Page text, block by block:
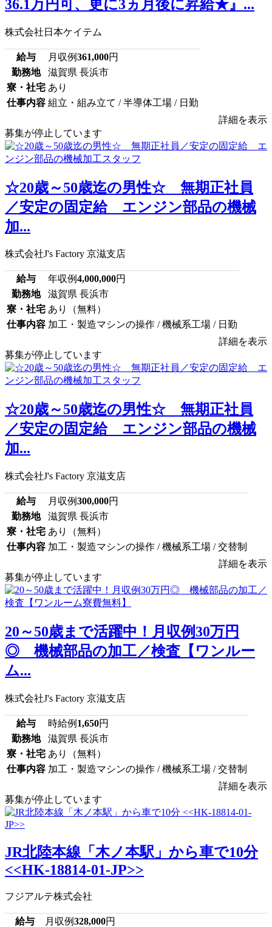
36.1万円可、更に3ヵ月後に昇給★』...
株式会社日本ケイテム
給与 月収例361,000円
勤務地
滋賀県 長浜市
寮・社宅 あり
仕事内容 組立・組み立て / 半導体工場 / 日勤
詳細を表示
募集が停止しています
☆20歳～50歳迄の男性☆ 無期正社員
／安定の固定給 エンジン部品の機械
加...
株式会社J's Factory 京滋支店
給与 年収例4,000,000円
勤務地
滋賀県 長浜市
寮・社宅 あり（無料）
仕事内容 加工・製造マシンの操作 / 機械系工場 / 日勤
詳細を表示
募集が停止しています
☆20歳～50歳迄の男性☆ 無期正社員
／安定の固定給 エンジン部品の機械
加...
株式会社J's Factory 京滋支店
給与 月収例300,000円
勤務地
滋賀県 長浜市
寮・社宅 あり（無料）
仕事内容 加工・製造マシンの操作 / 機械系工場 / 交替制
詳細を表示
募集が停止しています
20～50歳まで活躍中！月収例30万円
◎ 機械部品の加工／検査【ワンルー
ム...
株式会社J's Factory 京滋支店
給与 時給例 1,650円
勤務地
滋賀県 長浜市
寮・社宅 あり（無料）
仕事内容 加工・製造マシンの操作 / 機械系工場 / 交替制
詳細を表示
募集が停止しています
JR北陸本線「木ノ本駅」から車で10分
<<HK-18814-01-JP>>
フジアルテ株式会社
給与 月収例328,000円